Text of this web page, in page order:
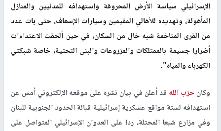
الإسرائيلي سياسة الأرض المحروقة واستهدافه للمدنيين والمنازل
المأهولة، وتهديده للأهالي المقيمين وسيارات الإسعاف، حتى بات عدد
من القرى المتاخمة شبه خال من السكان، في حين ألحقت الاعتداءات
أضرارا جسيمة بالممتلكات والمزروعات والبنى التحتية، خاصة شبكتي
الكهرباء والمياه".
وكانحزب الله قد أعلن في بيان نشره على موقعه الإلكتروني أمس عن
استهدافه لستة مواقع عسكرية إسرائيلية قبالة الحدود الجنوبية للبنان
وفي مزارع شبعا المحتلة، ردا على العدوان الإسرائيلي المتواصل على